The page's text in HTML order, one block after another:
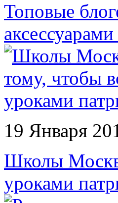
Топовые
19 Января
Школы
уроками